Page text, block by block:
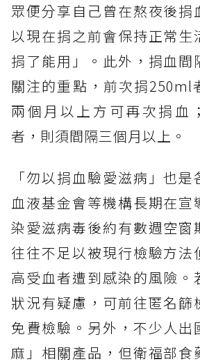
眾便分享自己曾在熬夜後捐
以現在捐之前會保持正常生
捐了能用」。此外，捐血間
關注的重點，前次捐250ml
兩個月以上方可再次捐血
者，則須間隔三個月以上。
「勿以捐血驗愛滋病」也
血液基金會等機構長期在宣
染愛滋病毒後約有數週空窗
往往不足以被現行檢驗方法
高受血者遭到感染的風險。
狀況有疑慮，可前往匿名篩
免費檢驗。另外，不少人出
麻」相關產品，但衛福部食